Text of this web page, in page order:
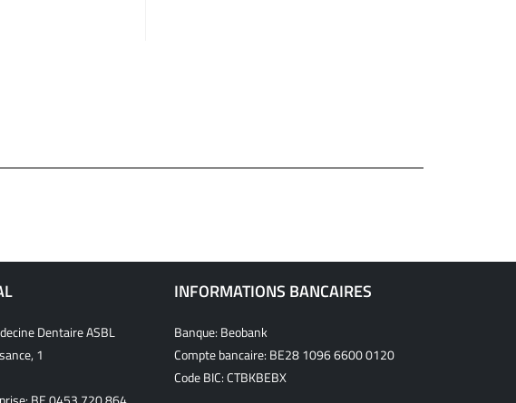
Dentaire ASBL
1
INFORMATIONS BANCAIRES
Banque: Beobank
Compte bancaire: BE28 1096 6600 0120
Code BIC: CTBKBEBX